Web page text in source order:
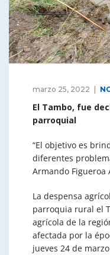
marzo 25, 2022
El Tambo, fue
parroquial
“El objetivo es
diferentes
Armando Figueroa
La despensa
parroquia rural el
agrícola de la
afectada por la
jueves 24 de